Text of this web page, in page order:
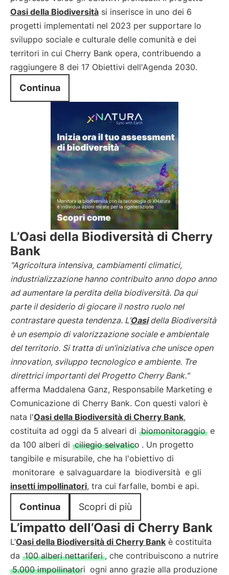
Oasi della Biodiversità si inserisce in uno dei 6
progetti implementati nel 2023 per supportare lo
sviluppo sociale e culturale delle comunità e dei
territori in cui Cherry Bank opera, contribuendo a
raggiungere 8 dei 17 Obiettivi dell'Agenda 2030.
Continua
L’Oasi della Biodiversità di Cherry
Bank
"Agricoltura intensiva, cambiamenti climatici,
industrializzazione hanno contribuito anno dopo anno
ad aumentare la perdita della biodiversità. Da qui
parte il desiderio di giocare il nostro ruolo nel
contrastare questa tendenza. L’Oasidella Biodiversità
è un esempio di valorizzazione sociale e ambientale
del territorio. Si tratta di un’iniziativa che unisce open
innovation, sviluppo tecnologico e ambiente. Tre
direttrici importanti del Progetto Cherry Bank."
afferma Maddalena Ganz, Responsabile Marketing e
Comunicazione di Cherry Bank. Con questi valori è
nata l'Oasi della Biodiversità di Cherry Bank,
costituita ad oggi da 5 alveari di biomonitoraggio e
da 100 alberi di ciliegio selvatico . Un progetto
tangibile e misurabile, che ha l'obiettivo di
monitorare e salvaguardare la biodiversità e gli
insetti impollinatori, tra cui farfalle, bombi e api.
Continua Scopri di più
L’impatto dell’Oasi di Cherry Bank
L’Oasi della Biodiversità di Cherry Bank è costituita
da 100 alberi nettariferi , che contribuiscono a nutrire
5.000 impollinatori ogni anno grazie alla produzione